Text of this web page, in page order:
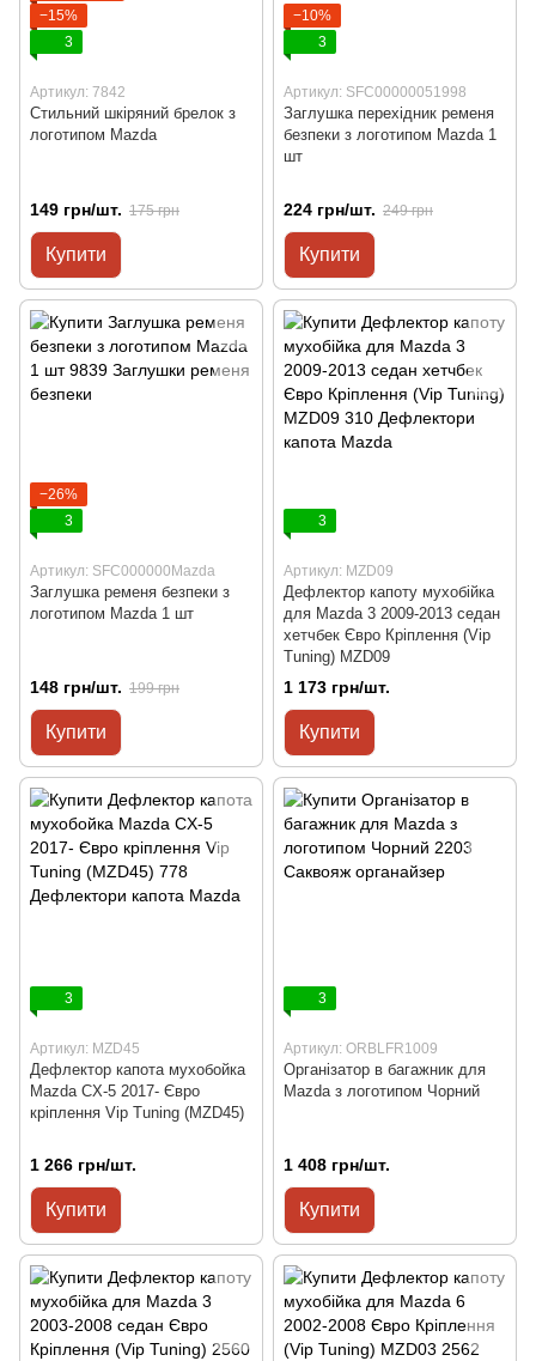
−15%
3
Артикул: 7842
Стильний шкіряний брелок з
логотипом Mazda
149 грн/шт. 175 грн
Купити
−10%
3
Артикул: SFC00000051998
Заглушка перехідник ременя
безпеки з логотипом Mazda 1
шт
224 грн/шт. 249 грн
Купити
−26%
3
Артикул: SFC000000Mazda
Заглушка ременя безпеки з
логотипом Mazda 1 шт
148 грн/шт. 199 грн
Купити
3
Артикул: MZD09
Дефлектор капоту мухобійка
для Mazda 3 2009-2013 седан
хетчбек Євро Кріплення (Vip
Tuning) MZD09
1 173 грн/шт.
Купити
3
Артикул: MZD45
Дефлектор капота мухобойка
Mazda CX-5 2017- Євро
кріплення Vip Tuning (MZD45)
1 266 грн/шт.
Купити
3
Артикул: ORBLFR1009
Організатор в багажник для
Mazda з логотипом Чорний
1 408 грн/шт.
Купити